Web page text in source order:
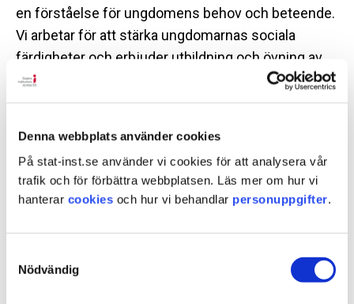
Denna webbplats använder cookies
På stat-inst.se använder vi cookies för att analysera vår
trafik och för förbättra webbplatsen. Läs mer om hur vi
hanterar cookies och hur vi behandlar personuppgifter.
Nödvändig
en förståelse för ungdomens behov och beteende.
Vi arbetar för att stärka ungdomarnas sociala
färdigheter och erbjuder utbildning och övning av
strategier för att hantera påfrestningar.
undervisning. Utbildningens funktion som
skyddsfaktor hålls högt, och vi erbjuder efter behov
också anpassningar. Vi ser det som viktigt att
ungdomarna har en strukturerad vardag och där
Sidan uppdaterad